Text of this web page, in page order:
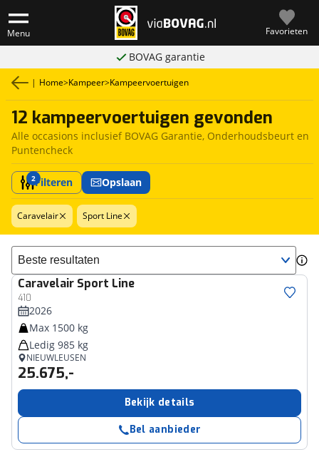
Menu Favorieten
BOVAG garantie
| Home>Kampeer>Kampeervoertuigen
12 kampeervoertuigen gevonden
Alle occasions inclusief BOVAG Garantie, Onderhoudsbeurt en
Puntencheck
2Filteren Opslaan
Caravelair Sport Line
Sorteer resultaten
Caravelair Sport Line
410
2026
Max 1500 kg
Ledig 985 kg
NIEUWLEUSEN
25.675,-
Bekijk details
Bel aanbieder